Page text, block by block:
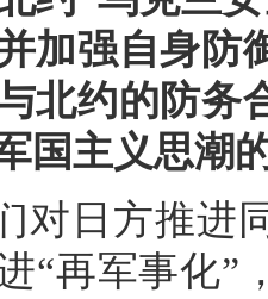
加强自身防
北约的防务
国主义思潮
对日方推进
“再军事化